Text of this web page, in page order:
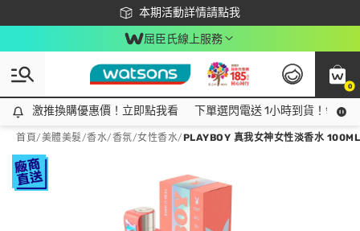
本期活動詳情請點我
下載app最高回饋$350
屈臣氏線上服務
0
激推換購優惠價！立即點我看
激推換購優惠價！立即點我看 下單選閃電送 1小時到貨！領神
首頁/美體美髮/香水/香氛/女性香水/PLAYBOY 真我女神女性淡香水 100ML